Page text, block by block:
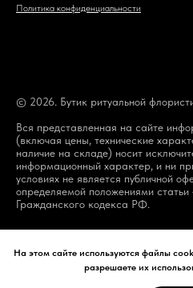
На этом сайте используются файлы
разрешаете их
Политика конфиденциальности
© 2026. Бутик ритуальной
Вся представленная на сайте
(включая цены, технические
наличие на складе) носит
информационный характер, и ни
условиях не является публичной
определяемой положениями статьи
Гражданского кодекса РФ.